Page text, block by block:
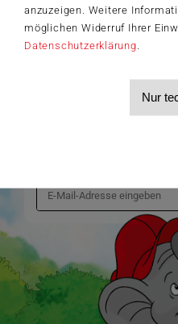
anzuzeigen. Weitere
möglichen Widerruf Ihrer
Datenschutzerklärung.
Nur
Bleiben Sie auf dem Laufenden zu
Themen rund um Schmidt
Spiele
Willkommensgutschein in Höhe
Schmidt-Spiele-Shop.
Informationen zu